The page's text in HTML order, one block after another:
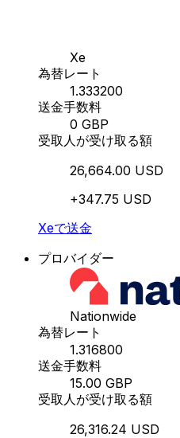
Xe
為替レート
1.333200
送金手数料
0 GBP
受取人が受け取る額
26,664.00 USD
+347.75 USD
Xeで送金
プロバイダー
Nationwide
為替レート
1.316800
送金手数料
15.00 GBP
受取人が受け取る額
26,316.24 USD